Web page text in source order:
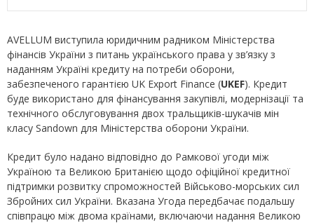
AVELLUM виступила юридичним радником Міністерства
фінансів України з питань українського права у зв’язку з
наданням Україні кредиту на потреби оборони,
забезпеченого гарантією UK Export Finance (UKEF). Кредит
буде використано для фінансування закупівлі, модернізації та
технічного обслуговування двох тральщиків-шукачів мін
класу Sandown для Міністерства оборони України.
Кредит було надано відповідно до Рамкової угоди між
Україною та Великою Британією щодо офіційної кредитної
підтримки розвитку спроможностей Військово-морських сил
Збройних сил України. Вказана Угода передбачає подальшу
співпрацю між двома країнами, включаючи надання Великою